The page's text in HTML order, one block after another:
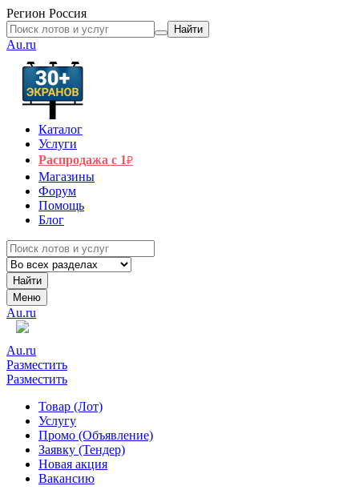
Регион Россия
Найти
Au.ru
Каталог
Услуги
Распродажа с 1₽
Магазины
Форум
Помощь
Блог
Найти
Меню
Au.ru
Au.ru
Разместить
Разместить
Товар (Лот)
Услугу
Промо (Объявление)
Заявку (Тендер)
Новая акция
Вакансию